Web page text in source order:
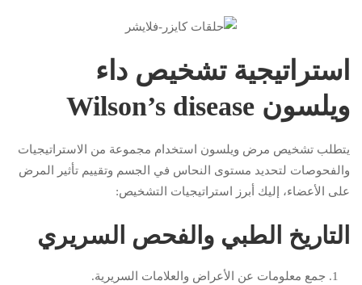
استراتيجية تشخيص داء
ويلسون Wilson’s disease
يتطلب تشخيص مرض ويلسون استخدام مجموعة من الاستراتيجيات
والفحوصات لتحديد مستوى النحاس في الجسم وتقييم تأثير المرض
على الأعضاء، إليك أبرز استراتيجيات التشخيص:
التاريخ الطبي والفحص السريري
جمع معلومات عن الأعراض والعلامات السريرية.